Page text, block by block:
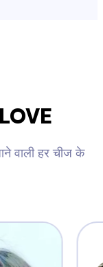
वाली हर चीज के